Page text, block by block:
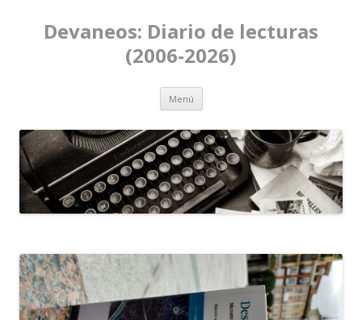
Devaneos: Diario de lecturas
(2006-2026)
Menú Ir al contenido